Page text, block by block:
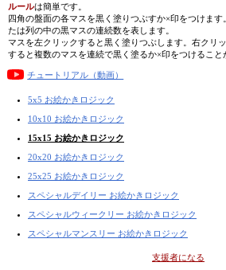
ルールは簡単です。
四角の盤面の各マスを黒く塗りつぶすか×印をつけま
たは列の中の黒マスの連続数を表します。
マスを左クリックすると黒く塗りつぶします。右クリ
すると複数のマスを連続で黒く塗るか×印をつけること
チュートリアル（動画）
5x5 お絵かきロジック
10x10 お絵かきロジック
15x15 お絵かきロジック
20x20 お絵かきロジック
25x25 お絵かきロジック
スペシャルデイリー お絵かきロジック
スペシャルウィークリー お絵かきロジック
スペシャルマンスリー お絵かきロジック
支援者になる